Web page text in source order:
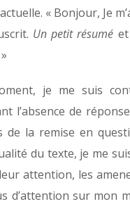
« Bonjour, Je
Un petit résumé
je me suis
l’absence de
de la remise en
du texte, je me
attention, les
d’attention sur mon